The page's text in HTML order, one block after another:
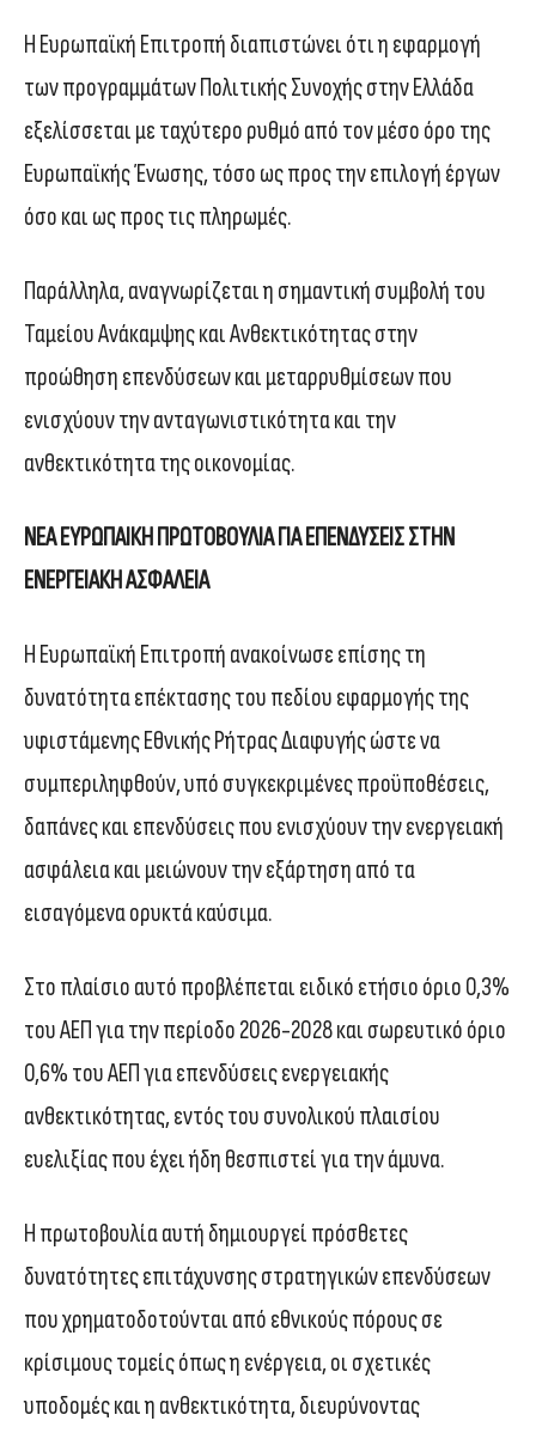
Η Ευρωπαϊκή Επιτροπή διαπιστώνει ότι η εφαρμογή
των προγραμμάτων Πολιτικής Συνοχής στην Ελλάδα
εξελίσσεται με ταχύτερο ρυθμό από τον μέσο όρο της
Ευρωπαϊκής Ένωσης, τόσο ως προς την επιλογή έργων
όσο και ως προς τις πληρωμές.
Παράλληλα, αναγνωρίζεται η σημαντική συμβολή του
Ταμείου Ανάκαμψης και Ανθεκτικότητας στην
προώθηση επενδύσεων και μεταρρυθμίσεων που
ενισχύουν την ανταγωνιστικότητα και την
ανθεκτικότητα της οικονομίας.
ΝΕΑ ΕΥΡΩΠΑΙΚΗ ΠΡΩΤΟΒΟΥΛΙΑ ΓΙΑ ΕΠΕΝΔΥΣΕΙΣ ΣΤΗΝ
ΕΝΕΡΓΕΙΑΚΗ ΑΣΦΑΛΕΙΑ
Η Ευρωπαϊκή Επιτροπή ανακοίνωσε επίσης τη
δυνατότητα επέκτασης του πεδίου εφαρμογής της
υφιστάμενης Εθνικής Ρήτρας Διαφυγής ώστε να
συμπεριληφθούν, υπό συγκεκριμένες προϋποθέσεις,
δαπάνες και επενδύσεις που ενισχύουν την ενεργειακή
ασφάλεια και μειώνουν την εξάρτηση από τα
εισαγόμενα ορυκτά καύσιμα.
Στο πλαίσιο αυτό προβλέπεται ειδικό ετήσιο όριο 0,3%
του ΑΕΠ για την περίοδο 2026-2028 και σωρευτικό όριο
0,6% του ΑΕΠ για επενδύσεις ενεργειακής
ανθεκτικότητας, εντός του συνολικού πλαισίου
ευελιξίας που έχει ήδη θεσπιστεί για την άμυνα.
Η πρωτοβουλία αυτή δημιουργεί πρόσθετες
δυνατότητες επιτάχυνσης στρατηγικών επενδύσεων
που χρηματοδοτούνται από εθνικούς πόρους σε
κρίσιμους τομείς όπως η ενέργεια, οι σχετικές
υποδομές και η ανθεκτικότητα, διευρύνοντας